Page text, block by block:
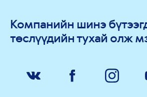
Компанийн шинэ
төслүүдийн тухай олж